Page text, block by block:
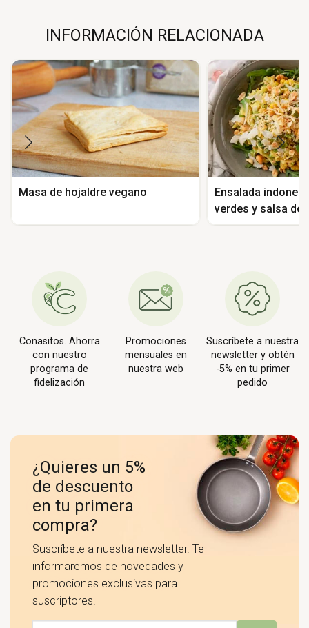
INFORMACIÓN RELACIONADA
Masa de hojaldre vegano
Ensalada
verdes y salsa de
Antungan
Conasitos. Ahorra
con nuestro
programa de
fidelización
Promociones
mensuales en
nuestra web
Suscríbete a nuestra
newsletter y obtén
-5% en tu primer
pedido
¿Quieres un 5%
de descuento
en tu primera
compra?
Suscríbete a nuestra newsletter. Te
informaremos de novedades y
promociones exclusivas para
suscriptores.